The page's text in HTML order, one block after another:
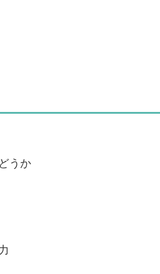
うか